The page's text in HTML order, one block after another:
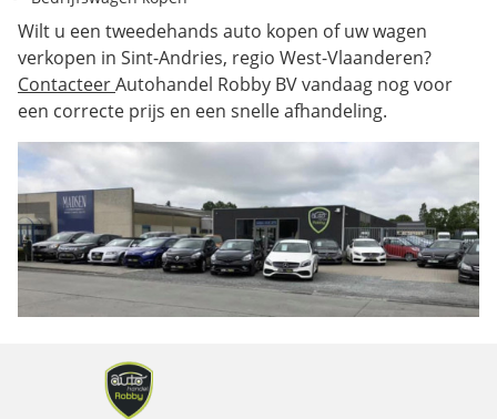
Wilt u een tweedehands auto kopen of uw wagen
verkopen in Sint-Andries, regio West-Vlaanderen?
ContacteerAutohandel Robby BV vandaag nog voor
een correcte prijs en een snelle afhandeling.